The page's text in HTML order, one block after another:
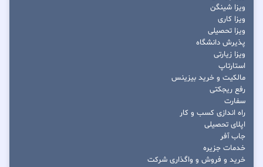
ویزا شینگن
ویزا کاری
ویزا تحصیلی
پذیرش دانشگاه
ویزا زیارتی
استارتاپ
مالکیت و خرید بیزینس
رفع ریجکتی
سفارت
راه اندازی کسب و کار
اپلای تحصیلی
جاب آفر
خدمات جزیره
خرید و فروش و واگذاری شرکت